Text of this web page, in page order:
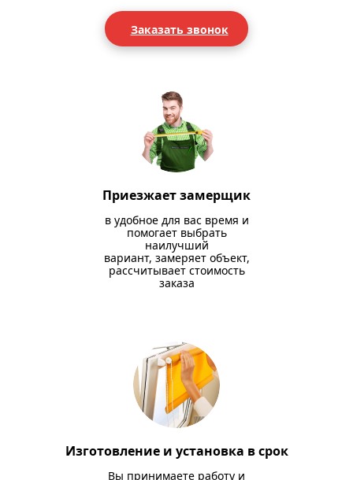
Заказать звонок
Приезжает замерщик
в удобное для вас время и
помогает выбрать
наилучший
вариант, замеряет объект,
рассчитывает стоимость
заказа
Изготовление и установка в срок
Вы принимаете работу и